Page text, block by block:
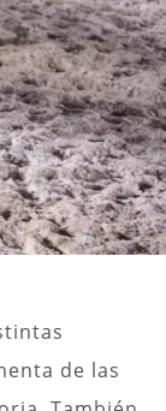
de las